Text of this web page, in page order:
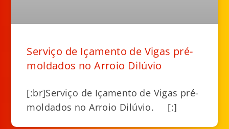
Serviço de Içamento de Vigas pré-
moldados no Arroio Dilúvio
[:br]Serviço de Içamento de Vigas pré-
moldados no Arroio Dilúvio. [:]